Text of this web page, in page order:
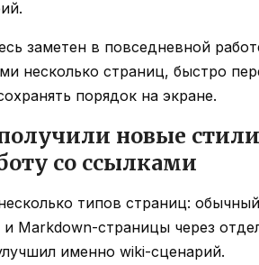
заметен в повседневной
несколько страниц, быстро
порядок на экране.
новые
со ссылками
типов страниц:
Markdown-страницы через
именно wiki-сценарий.